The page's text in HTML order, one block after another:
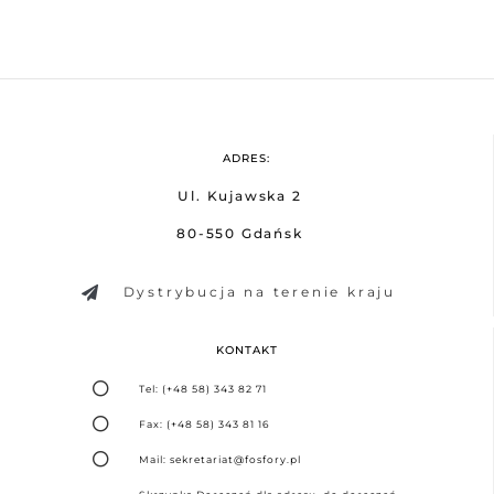
ADRES:
Ul. Kujawska 2
80-550 Gdańsk
Dystrybucja na terenie kraju
KONTAKT
Tel: (+48 58) 343 82 71
Fax: (+48 58) 343 81 16
Mail: sekretariat@fosfory.pl